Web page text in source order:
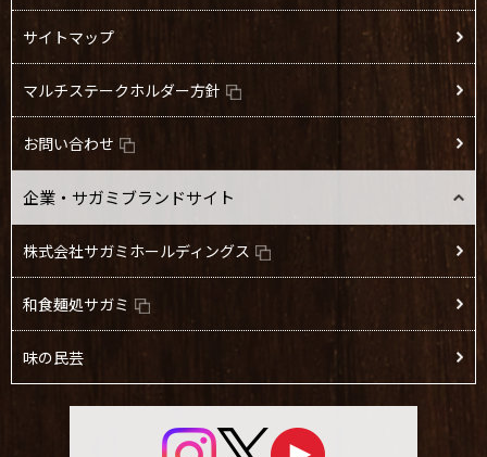
牛たんと梅だれそば御膳 ● ● ● ●
【冷製担々つゆ変更】牛
たんと梅だれそば御膳
● ● ● ●
牛たんと牛すき煮の相盛
り重
牛たんと牛すき煮の相盛
● ●
司2貫セット
大海老天付き手延べそう
めん
●
黒毛和牛ステーキと牛た
ん陶板焼き相盛り御膳
● ●
サイトマップ
マルチステークホルダー方針
お問い合わせ
企業・サガミブランドサイト
株式会社サガミホールディングス
和食麺処サガミ
味の民芸